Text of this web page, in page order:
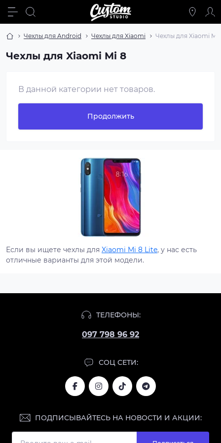
Чехлы для Android Чехлы для Xiaomi Чехлы для Xiaomi Mi
Чехлы для Xiaomi Mi 8
В данной категории нет товаров.
Продолжить
Если вы ищете чехлы для Xiaomi Mi 8 Lite, у нас есть
отличные варианты для этой модели.
ТЕЛЕФОНЫ:
097 798 96 92
СОЦ СЕТИ:
ПОДПИСЫВАЙТЕСЬ НА НОВОСТИ И АКЦИИ: